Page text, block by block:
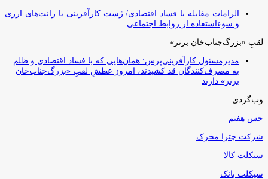
الزامات مقابله با فساد اقتصادی/ ژست کارآفرینی با رانت‌های ارزی
و سوءاستفاده از روابط اجتماعی
لقبِ «بزرگ‌جناب‌خان برتر»
مدیرمسئول کارآفرینی‌پرس: همان‌هایی که با فساد اقتصادی و ظلم
به مصرف‌کنندگان قد کشیدند، امروز عطشِ لقبِ «بزرگ‌جناب‌خان
برتر» دارند
وب‌گردی
حس هفتم
شرکت چترا محرک
سیکلت کالا
سیکلت بانک